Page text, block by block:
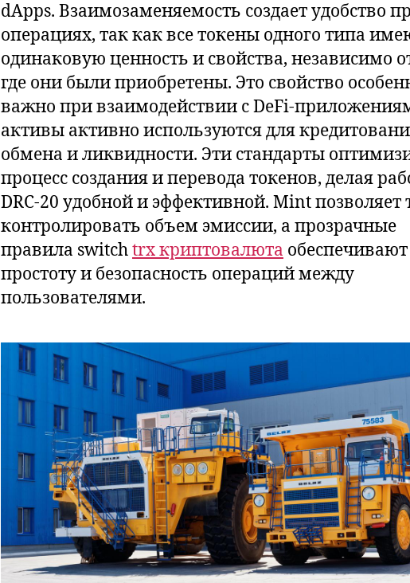
dApps. Взаимозаменяемость создает удобство
операциях, так как все токены одного типа
одинаковую ценность и свойства, независимо
где они были приобретены. Это свойство
важно при взаимодействии с DeFi-
активы активно используются для
обмена и ликвидности. Эти стандарты
процесс создания и перевода токенов, делая
DRC-20 удобной и эффективной. Mint позволяет
контролировать объем эмиссии, а прозрачные
правила switchtrx криптовалюта обеспечивают
простоту и безопасность операций между
пользователями.